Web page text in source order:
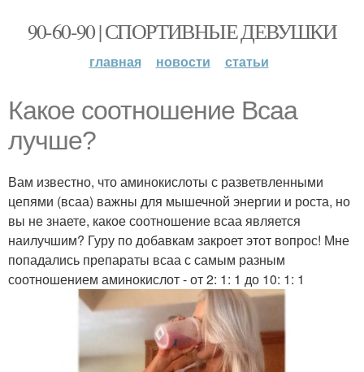
90-60-90 | СПОРТИВНЫЕ ДЕВУШКИ
главная новости статьи
Какое соотношение Bcaa
лучше?
Вам известно, что аминокислоты с разветвленными
цепями (всаа) важны для мышечной энергии и роста, но
вы не знаете, какое соотношение всаа является
наилучшим? Гуру по добавкам закроет этот вопрос! Мне
попадались препараты всаа с самым разным
соотношением аминокислот - от 2: 1: 1 до 10: 1: 1